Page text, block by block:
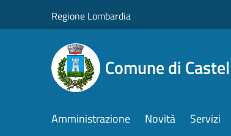
Regione Lombardia
Comune di
Amministrazione Novità Servizi